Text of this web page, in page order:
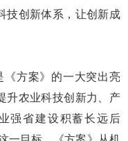
技创新体系，让创新成
方案》的一大突出亮
升农业科技创新力、产
强省建设积蓄长远后